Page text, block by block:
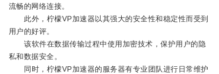
流畅的网络连接。
此外，柠檬VP加速器以其强大的安全性和稳定性而受到
用户的好评。
该软件在数据传输过程中使用加密技术，保护用户的隐
私和数据安全。
同时，柠檬VP加速器的服务器有专业团队进行日常维护